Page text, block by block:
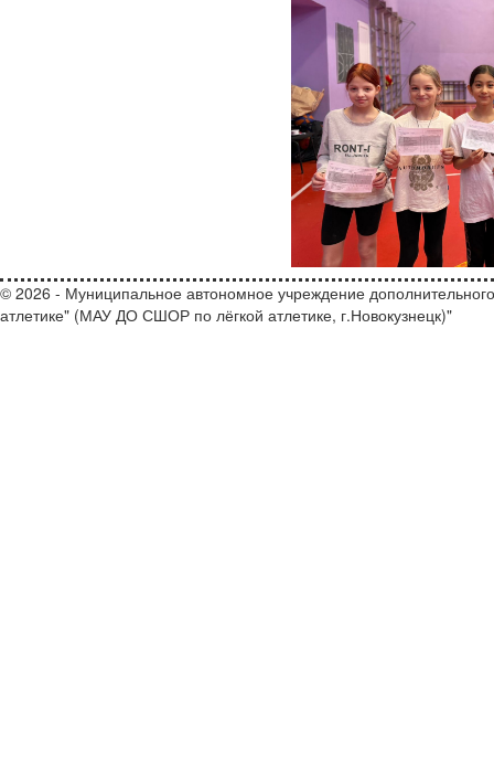
© 2026 - Муниципальное автономное учреждение
атлетике" (МАУ ДО СШОР по лёгкой атлетике, г.Новокузнецк)"